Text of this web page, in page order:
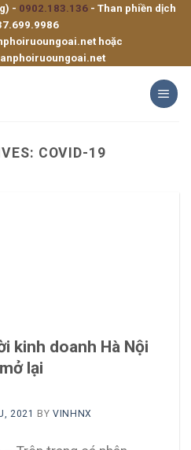
- 0902.183.136 - Than phiền dịch
hoặc
COVID-19
kinh doanh Hà Nội
lại
2021 BYVINHNX